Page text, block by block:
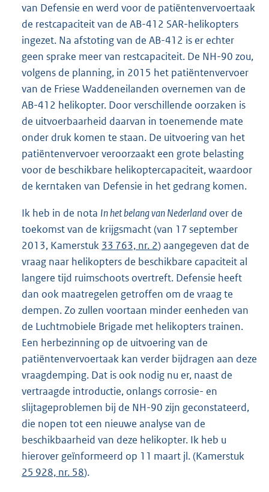
van Defensie en werd voor de patiëntenvervoertaak
de restcapaciteit van de AB-412 SAR-helikopters
ingezet. Na afstoting van de AB-412 is er echter
geen sprake meer van restcapaciteit. De NH-90 zou,
volgens de planning, in 2015 het patiëntenvervoer
van de Friese Waddeneilanden overnemen van de
AB-412 helikopter. Door verschillende oorzaken is
de uitvoerbaarheid daarvan in toenemende mate
onder druk komen te staan. De uitvoering van het
patiëntenvervoer veroorzaakt een grote belasting
voor de beschikbare helikoptercapaciteit, waardoor
de kerntaken van Defensie in het gedrang komen.
Ik heb in de nota In het belang van Nederland over de
toekomst van de krijgsmacht (van 17 september
2013, Kamerstuk 33 763, nr. 2) aangegeven dat de
vraag naar helikopters de beschikbare capaciteit al
langere tijd ruimschoots overtreft. Defensie heeft
dan ook maatregelen getroffen om de vraag te
dempen. Zo zullen voortaan minder eenheden van
de Luchtmobiele Brigade met helikopters trainen.
Een herbezinning op de uitvoering van de
patiëntenvervoertaak kan verder bijdragen aan deze
vraagdemping. Dat is ook nodig nu er, naast de
vertraagde introductie, onlangs corrosie- en
slijtageproblemen bij de NH-90 zijn geconstateerd,
die nopen tot een nieuwe analyse van de
beschikbaarheid van deze helikopter. Ik heb u
hierover geïnformeerd op 11 maart jl. (Kamerstuk
25 928, nr. 58).